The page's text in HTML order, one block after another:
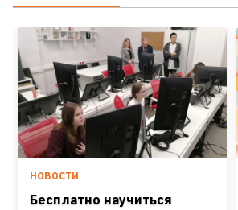
НОВОСТИ
Бесплатно научиться